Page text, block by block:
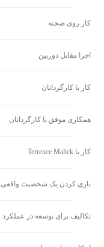
کار روی صحنه
اجرا مقابل دوربین
کار با کارگردانان
همکاری موفق با کارگردانان
کار با Terrence Malick
بازی کردن یک شخصیت واقعی
تکالیف برای توسعه در عملکرد